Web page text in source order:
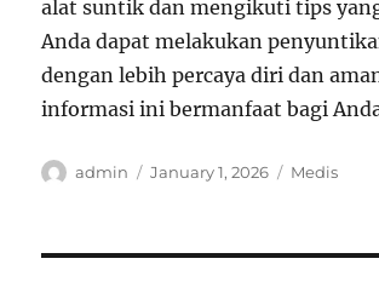
alat suntik dan mengikuti tips
Anda dapat melakukan
dengan lebih percaya diri dan
informasi ini bermanfaat bagi
Author
admin
Posted
January 1, 2026 Categories
Medis